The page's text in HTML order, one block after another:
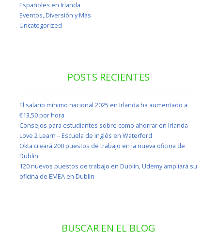
Españoles en Irlanda
Eventos, Diversión y Más
Uncategorized
POSTS RECIENTES
El salario mínimo nacional 2025 en Irlanda ha aumentado a
€13,50 por hora
Consejos para estudiantes sobre como ahorrar en Irlanda
Love 2 Learn – Escuela de inglés en Waterford
Okta creará 200 puestos de trabajo en la nueva oficina de
Dublín
120 nuevos puestos de trabajo en Dublín, Udemy ampliará su
oficina de EMEA en Dublín
BUSCAR EN EL BLOG